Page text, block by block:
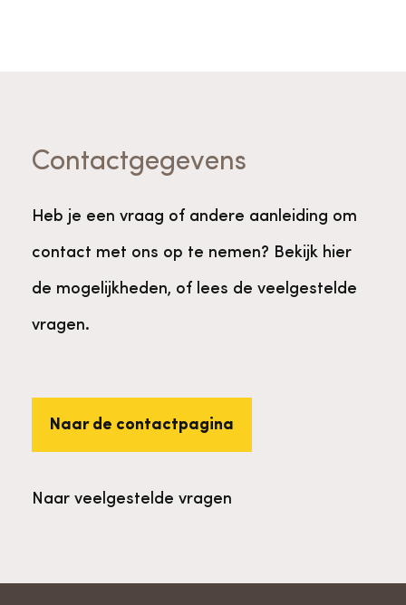
Contactgegevens
Heb je een vraag of andere aanleiding om
contact met ons op te nemen? Bekijk hier
de mogelijkheden, of lees de veelgestelde
vragen.
Naar de contactpagina
Naar veelgestelde vragen